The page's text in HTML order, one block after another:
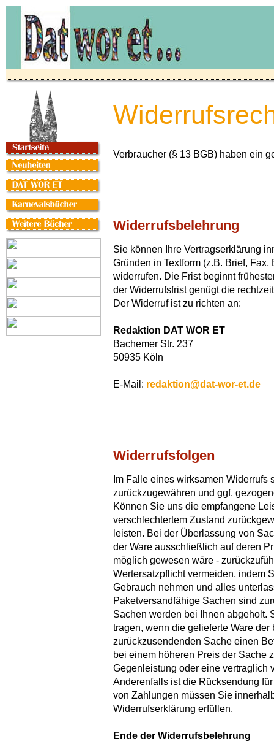
Verbraucher (§ 13 BGB) haben ein
Widerrufsbelehrung
Sie können Ihre Vertragserklärung
Gründen in Textform (z.B. Brief,
widerrufen. Die Frist beginnt
der Widerrufsfrist genügt die
Der Widerruf ist zu richten an:
Redaktion DAT WOR ET
Bachemer Str. 237
50935 Köln
E-Mail: redaktion@dat-wor-et.de
Widerrufsfolgen
Im Falle eines wirksamen
zurückzugewähren und ggf.
Können Sie uns die empfangene
verschlechtertem Zustand
leisten. Bei der Überlassung von
der Ware ausschließlich auf deren
möglich gewesen wäre -
Wertersatzpflicht vermeiden, indem
Gebrauch nehmen und alles
Paketversandfähige Sachen sind
Sachen werden bei Ihnen abgeholt.
tragen, wenn die gelieferte Ware
zurückzusendenden Sache einen
bei einem höheren Preis der Sache
Gegenleistung oder eine vertraglich
Anderenfalls ist die Rücksendung
von Zahlungen müssen Sie
Widerrufserklärung erfüllen.
Ende der Widerrufsbelehrung